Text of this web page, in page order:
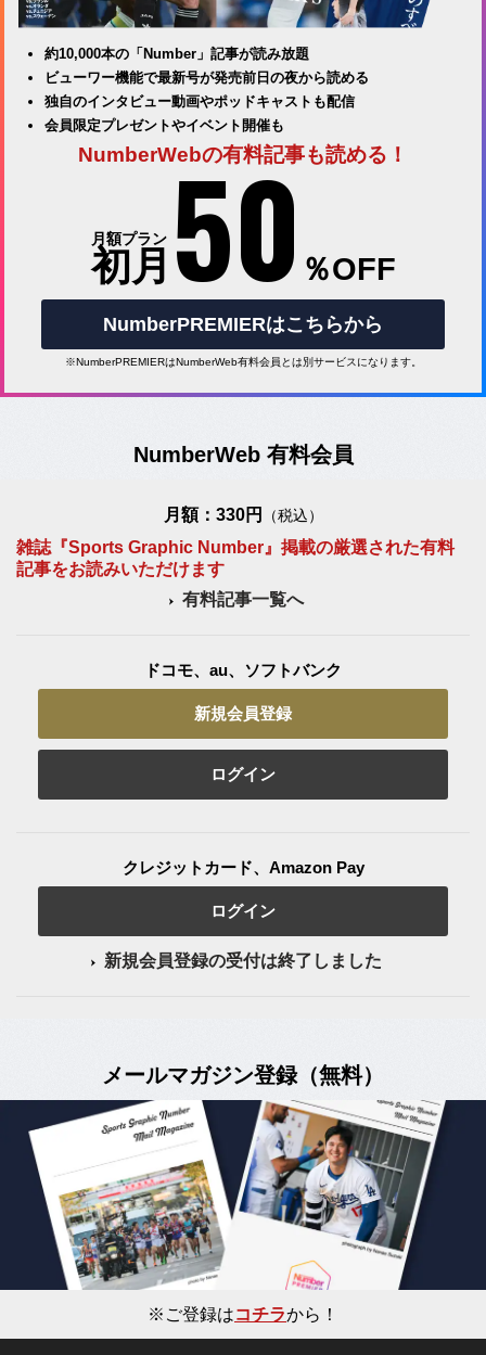
約10,000本の「Number」記事が読み放題
ビューワー機能で最新号が発売前日の夜から読める
独自のインタビュー動画やポッドキャストも配信
会員限定プレゼントやイベント開催も
NumberWebの有料記事も読める！
月額プラン
初月 50 ％OFF
NumberPREMIERはこちらから
※NumberPREMIERはNumberWeb有料会員とは別サービスになります。
NumberWeb 有料会員
月額：330円 （税込）
雑誌『Sports Graphic Number』掲載の厳選された有料
記事をお読みいただけます
有料記事一覧へ
ドコモ、au、ソフトバンク
新規会員登録
ログイン
クレジットカード、Amazon Pay
ログイン
新規会員登録の受付は終了しました
メールマガジン登録（無料）
※ご登録はコチラから！